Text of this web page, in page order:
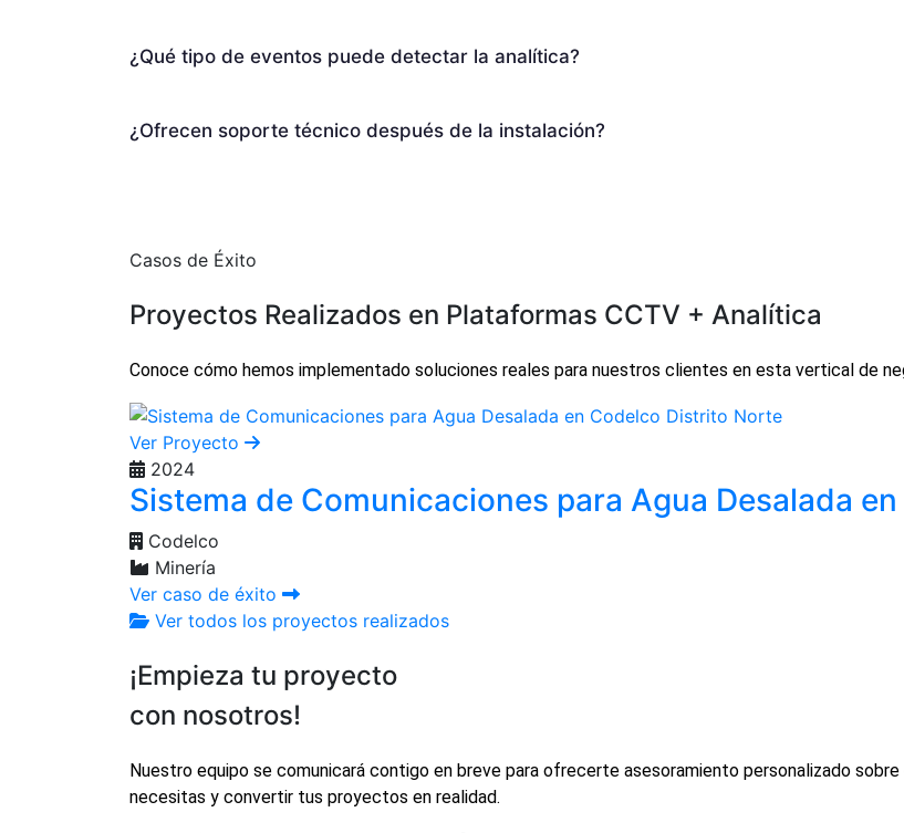
¿Qué tipo de eventos puede detectar la analítica?
¿Ofrecen soporte técnico después de la instalación?
Casos de Éxito
Proyectos Realizados en Plataformas CCTV + Analítica
Conoce cómo hemos implementado soluciones reales para nuestros clientes en esta vertical de
Ver Proyecto
2024
Sistema de Comunicaciones para Agua Desalada
Codelco
Minería
Ver caso de éxito
Ver todos los proyectos realizados
¡Empieza tu proyecto
con nosotros!
Nuestro equipo se comunicará contigo en breve para ofrecerte asesoramiento personalizado
necesitas y convertir tus proyectos en realidad.